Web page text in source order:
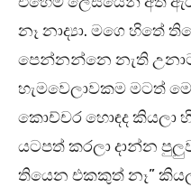
නෑ නාද්‍යා. මගෙ හිතේ
පෙන්නන්නෙ නැති
හැමවෙලාවකම මටත්
කොච්චර හොඳද කියලා
යටපත් කරලා දාන්න
තියෙන එකකුත් නෑ”